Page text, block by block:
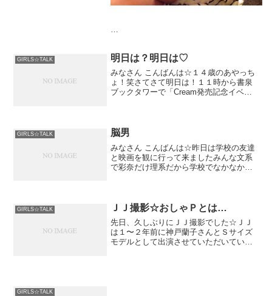
みなさん応援よろしくお願いいたします
(´｡･x∩｀)*.゜
GIRLS☆TALK 明日は？明日は♡
みなさん こんばんは☆１４歳のあやっち
ょ！笑さてさて明日は！１１時から書泉
ブックタワーで「Cream発売記念イベン
GIRLS☆TALK 脳男
みなさん こんばんは☆昨日は学校の友達
と映画を観に行って来ましたみんな文系
で彩奈だけ理系だから学校でなかなか会
GIRLS☆TALK ＪＪ撮影☆おしゃＰとは…
先日、久しぶりにＪＪ撮影でした☆ＪＪ
は１〜２年前に神戸蘭子さんとＳサイズ
モデルとして出演させていただいていた
GIRLS☆TALK